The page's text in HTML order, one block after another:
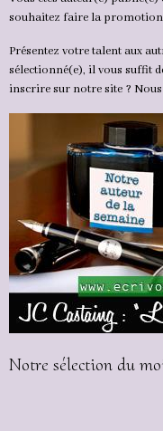
souhaitez faire la
Présentez votre talent aux
sélectionné(e), il vous suffit
inscrire sur notre site ?
Notre sélection du